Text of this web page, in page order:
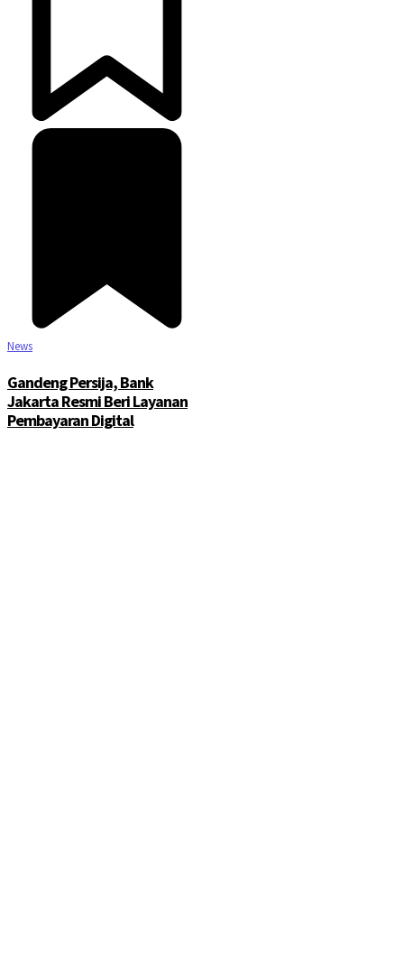
News
Gandeng Persija, Bank
Jakarta Resmi Beri Layanan
Pembayaran Digital